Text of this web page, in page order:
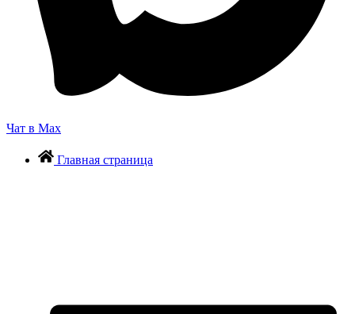
Чат в Max
Главная страница